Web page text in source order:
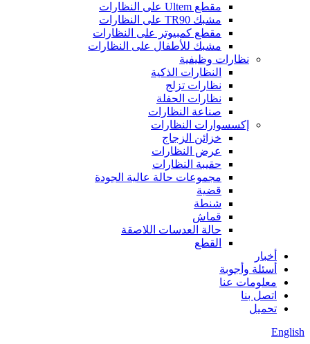
مقطع Ultem على النظارات
مشبك TR90 على النظارات
مقطع كمبيوتر على النظارات
مشبك للأطفال على النظارات
نظارات وظيفية
النظارات الذكية
نظارات تزلج
نظارات الحفلة
صناعة النظارات
إكسسوارات النظارات
خزائن الزجاج
عرض النظارات
حقيبة النظارات
مجموعات حالة عالية الجودة
قضية
شنطة
قماش
حالة العدسات اللاصقة
القطع
أخبار
أسئلة وأجوبة
معلومات عنا
اتصل بنا
تحميل
English